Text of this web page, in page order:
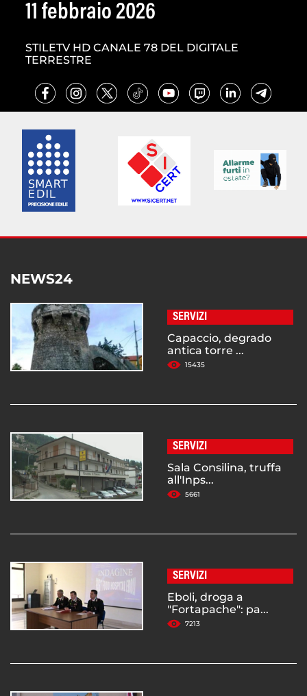
11 febbraio 2026
STILETV HD CANALE 78 DEL DIGITALE
TERRESTRE
NEWS24
SERVIZI
Capaccio, degrado
antica torre ...
15435
SERVIZI
Sala Consilina, truffa
all'Inps...
5661
SERVIZI
Eboli, droga a
"Fortapache": pa...
7213